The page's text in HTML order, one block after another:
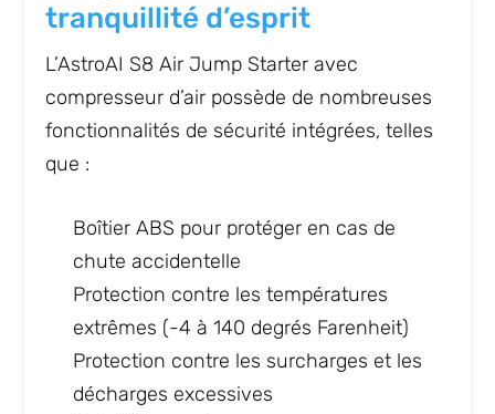
tranquillité d’esprit
L’AstroAI S8 Air Jump Starter avec
compresseur d’air possède de nombreuses
fonctionnalités de sécurité intégrées, telles
que :
Boîtier ABS pour protéger en cas de
chute accidentelle
Protection contre les températures
extrêmes (-4 à 140 degrés Farenheit)
Protection contre les surcharges et les
décharges excessives